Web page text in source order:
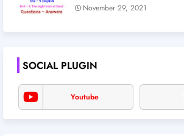
November 29, 2021
SOCIAL PLUGIN
Youtube